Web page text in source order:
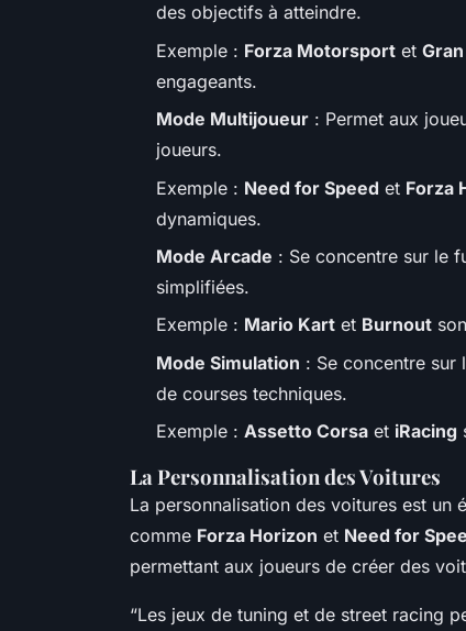
des objectifs à atteindre.
Exemple : Forza Motorsport et
engageants.
Mode Multijoueur : Permet aux
joueurs.
Exemple : Need for Speed et Forza
dynamiques.
Mode Arcade : Se concentre sur le
simplifiées.
Exemple : Mario Kart et Burnout
Mode Simulation : Se concentre sur
de courses techniques.
Exemple : Assetto Corsa et iRacing
La Personnalisation des Voitures
La personnalisation des voitures est un
comme Forza Horizon et Need for
permettant aux joueurs de créer des
“Les jeux de tuning et de street racing